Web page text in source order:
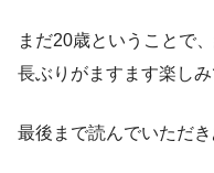
まだ20歳ということで
長ぶりがますます楽しみ
最後まで読んでいただ